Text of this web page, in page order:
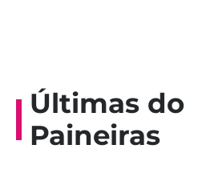
Últimas do
Paineiras